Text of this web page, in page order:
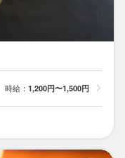
時給： 1,200円〜1,500円